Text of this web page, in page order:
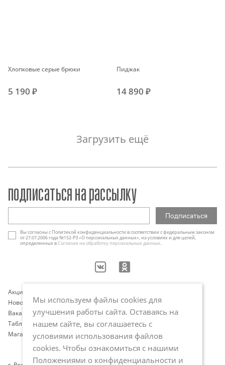
Хлопковые серые брюки
5 190 ₽
Пиджак
14 890 ₽
Загрузить ещё
Акции
Новости
Вакансии
Таблица размеров
Магазины
Оплата и доставка
Программа лояльности
Публичная оферта
Политика обработки
персональных данных
подписаться на рассылку
Вы согласны с Политикой конфиденциальности в соответствии с федеральным законом
от 27.07.2006 года №152-РЗ «О персональных данных», на условиях и для целей,
определенных вСогласии на обработку персональных данных.
Мы используем файлы cookies для
улучшения работы сайта. Оставаясь на
нашем сайте, вы соглашаетесь с
условиями использования файлов
cookies. Чтобы ознакомиться с нашими
Положениями о конфиденциальности и